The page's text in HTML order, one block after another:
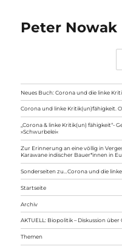
Peter Nowak
Neues Buch: Corona und die linke
Corona und linke Kritik(un)fähigkeit.
„Corona & linke Kritik(un) fähigkeit“-
»Schwurbelei«
Zur Erinnerung an eine völlig in
Karawane indischer Bauer*innen in
Sonderseiten zu…Corona und die
Startseite
Archiv
AKTUELL: Biopolitik – Diskussion über
Themen